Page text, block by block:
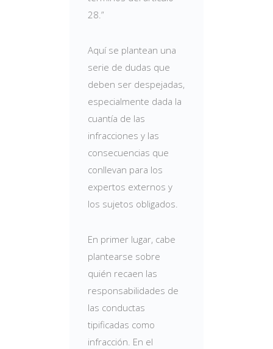
28.”
Aquí se plantean una
serie de dudas que
deben ser despejadas,
especialmente dada la
cuantía de las
infracciones y las
consecuencias que
conllevan para los
expertos externos y
los sujetos obligados.
En primer lugar, cabe
plantearse sobre
quién recaen las
responsabilidades de
las conductas
tipificadas como
infracción. En el